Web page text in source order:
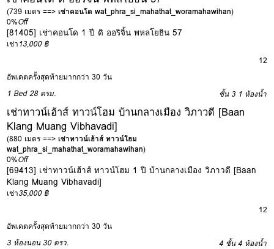
(739 เมตร ==>เช่าคอนโด wat_phra_si_mahathat_woramahawihan)
0%Off
[81405] เช่าคอนโด 1 ปี ดิ ออริจิ้น พหลโยธิน 57
เช่า13,000 ฿
12
อัพเดตครั้งสุดท้ายมากกว่า 30 วัน
1 Bed 28 ตรม. ชั้น 3 1 ห้องน้ำ
เช่าทาวน์เฮ้าส์ ทาวน์โฮม บ้านกลางเมือง วิภาวดี [Baan
Klang Muang Vibhavadi]
(880 เมตร ==>เช่าทาวน์เฮ้าส์ ทาวน์โฮม
wat_phra_si_mahathat_woramahawihan)
0%Off
[69413] เช่าทาวน์เฮ้าส์ ทาวน์โฮม 1 ปี บ้านกลางเมือง วิภาวดี [Baan
Klang Muang Vibhavadi]
เช่า35,000 ฿
12
อัพเดตครั้งสุดท้ายมากกว่า 30 วัน
3 ห้องนอน 30 ตรว. 4 ชั้น 4 ห้องน้ำ